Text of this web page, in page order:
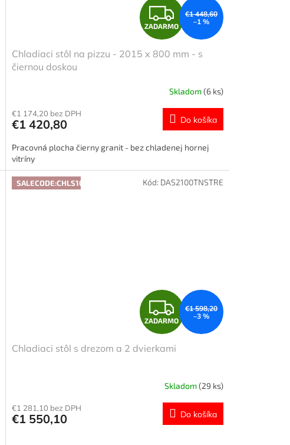
Z
A
D
A
R
M
ZADARMO
€1 448,60
–1 %
Chladiaci stôl na pizzu - 2015 x 800 mm - s
čiernou doskou
Skladom(6 ks)
€1 174,20 bez DPH
€1 420,80 Do košíka
Pracovná plocha čierny granit - bez chladenej hornej
vitríny
SALECODE:CHLS10:10:%
Z
A
D
A
R
M
ZADARMO
€1 598,20
–3 %
Chladiaci stôl s drezom a 2 dvierkami
Skladom(29 ks)
€1 281,10 bez DPH
€1 550,10 Do košíka
Kód: DAS2100TNSTRE